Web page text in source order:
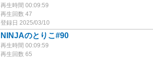
再生時間 00:09:59
再生回数 47
登録日 2025/03/10
NINJAのとりこ#90
再生時間 00:09:59
再生回数 65